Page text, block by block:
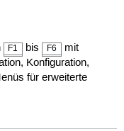
F1 bis F6
mit
Konfiguration,
für erweiterte